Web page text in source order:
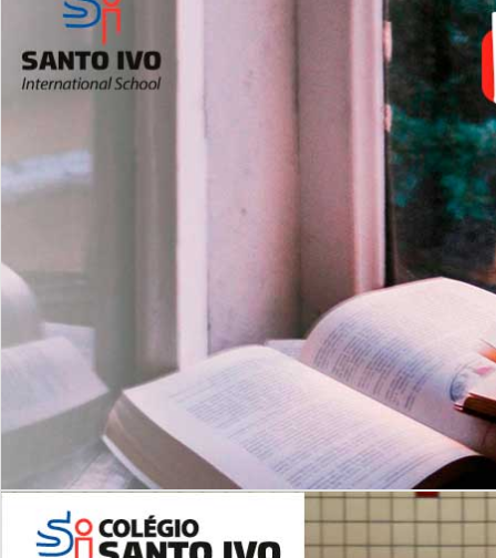
Leituras Literárias
es
Com imersão Bilingue - Anos
Finais
6º AO 9º ANO FUNDAMENTAL
Inglês: Turmas Reduzidas
(Proficiência)